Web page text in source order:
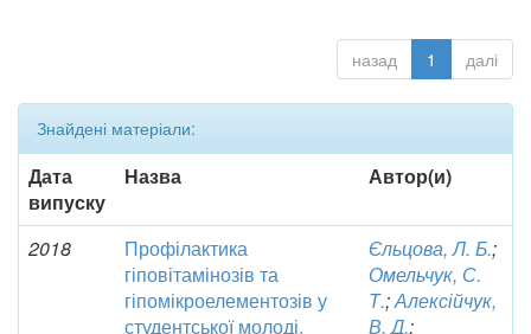
назад 1 далі
Знайдені матеріали:
Дата
випуску
Назва Автор(и)
2018
Профілактика
гіповітамінозів та
гіпомікроелементозів у
студентської молоді.
Єльцова, Л. Б.;
Омельчук, С.
Т.;Алексійчук,
В. Д.;